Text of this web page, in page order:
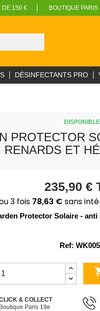
DE 150 € BOUTIQUE PARIS
DÉSINFECTANTS PRO
DISPONIBLE
PROTECTOR
RENARDS ET
235,90 €
Protector Solaire -
Ref:
& COLLECT
Boutique Paris 19e